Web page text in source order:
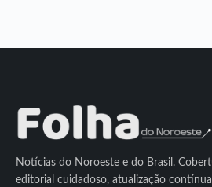
Notícias do Noroeste e do Brasil.
editorial cuidadoso, atualização